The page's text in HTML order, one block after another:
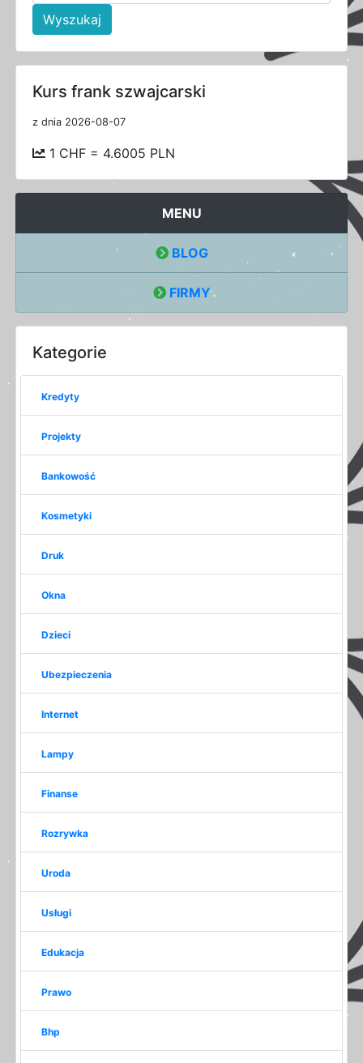
Wyszukaj
Kurs frank szwajcarski
z dnia 2026-08-07
1 CHF = 4.6005 PLN
MENU
BLOG
FIRMY
Kategorie
Kredyty
Projekty
Bankowość
Kosmetyki
Druk
Okna
Dzieci
Ubezpieczenia
Internet
Lampy
Finanse
Rozrywka
Uroda
Usługi
Edukacja
Prawo
Bhp